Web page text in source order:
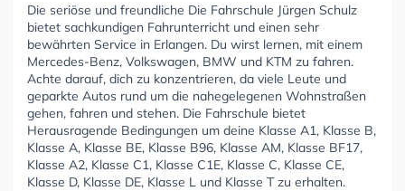
Die seriöse und freundliche Die Fahrschule Jürgen Schulz
bietet sachkundigen Fahrunterricht und einen sehr
bewährten Service in Erlangen. Du wirst lernen, mit einem
Mercedes-Benz, Volkswagen, BMW und KTM zu fahren.
Achte darauf, dich zu konzentrieren, da viele Leute und
geparkte Autos rund um die nahegelegenen Wohnstraßen
gehen, fahren und stehen. Die Fahrschule bietet
Herausragende Bedingungen um deine Klasse A1, Klasse B,
Klasse A, Klasse BE, Klasse B96, Klasse AM, Klasse BF17,
Klasse A2, Klasse C1, Klasse C1E, Klasse C, Klasse CE,
Klasse D, Klasse DE, Klasse L und Klasse T zu erhalten.